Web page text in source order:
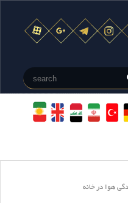
هوا در خانه